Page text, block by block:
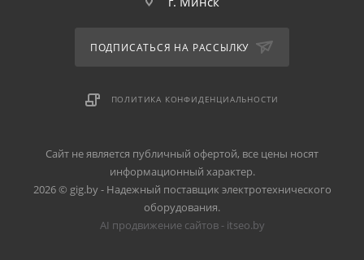
ПОДПИСАТЬСЯ НА РАССЫЛКУ
ПОЛИТИКА КОНФИДЕНЦИАЛЬНОСТИ
Сайт не является публичный офертой, все цены носят
информационный характер.
2026 © gig.by - Надежный поставщик электротехнического
оборудования.
AI продвижение сайтов - itseo.by